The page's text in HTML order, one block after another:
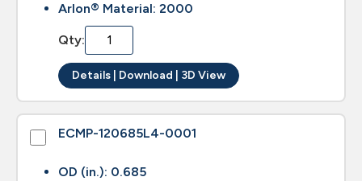
Arlon® Material: 2000
Qty:
Details | Download | 3D View
ECMP-120685L4-0001
OD (in.): 0.685